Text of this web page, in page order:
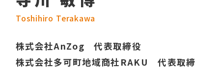
Toshihiro Terakawa
株式会社AnZog 代表取締役
株式会社多可町地域商社RAKU 代表取締